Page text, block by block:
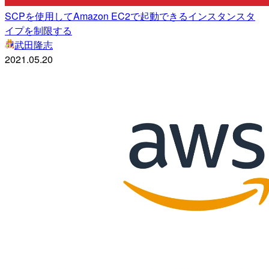
SCPを使用してAmazon EC2で起動できるインスタンスタ
イプを制限する
武田隆志
2021.05.20